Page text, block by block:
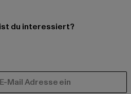
du interessiert?